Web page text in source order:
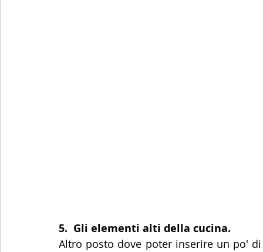
5.  Gli elementi alti della cucina.
Altro posto dove poter inserire un po'